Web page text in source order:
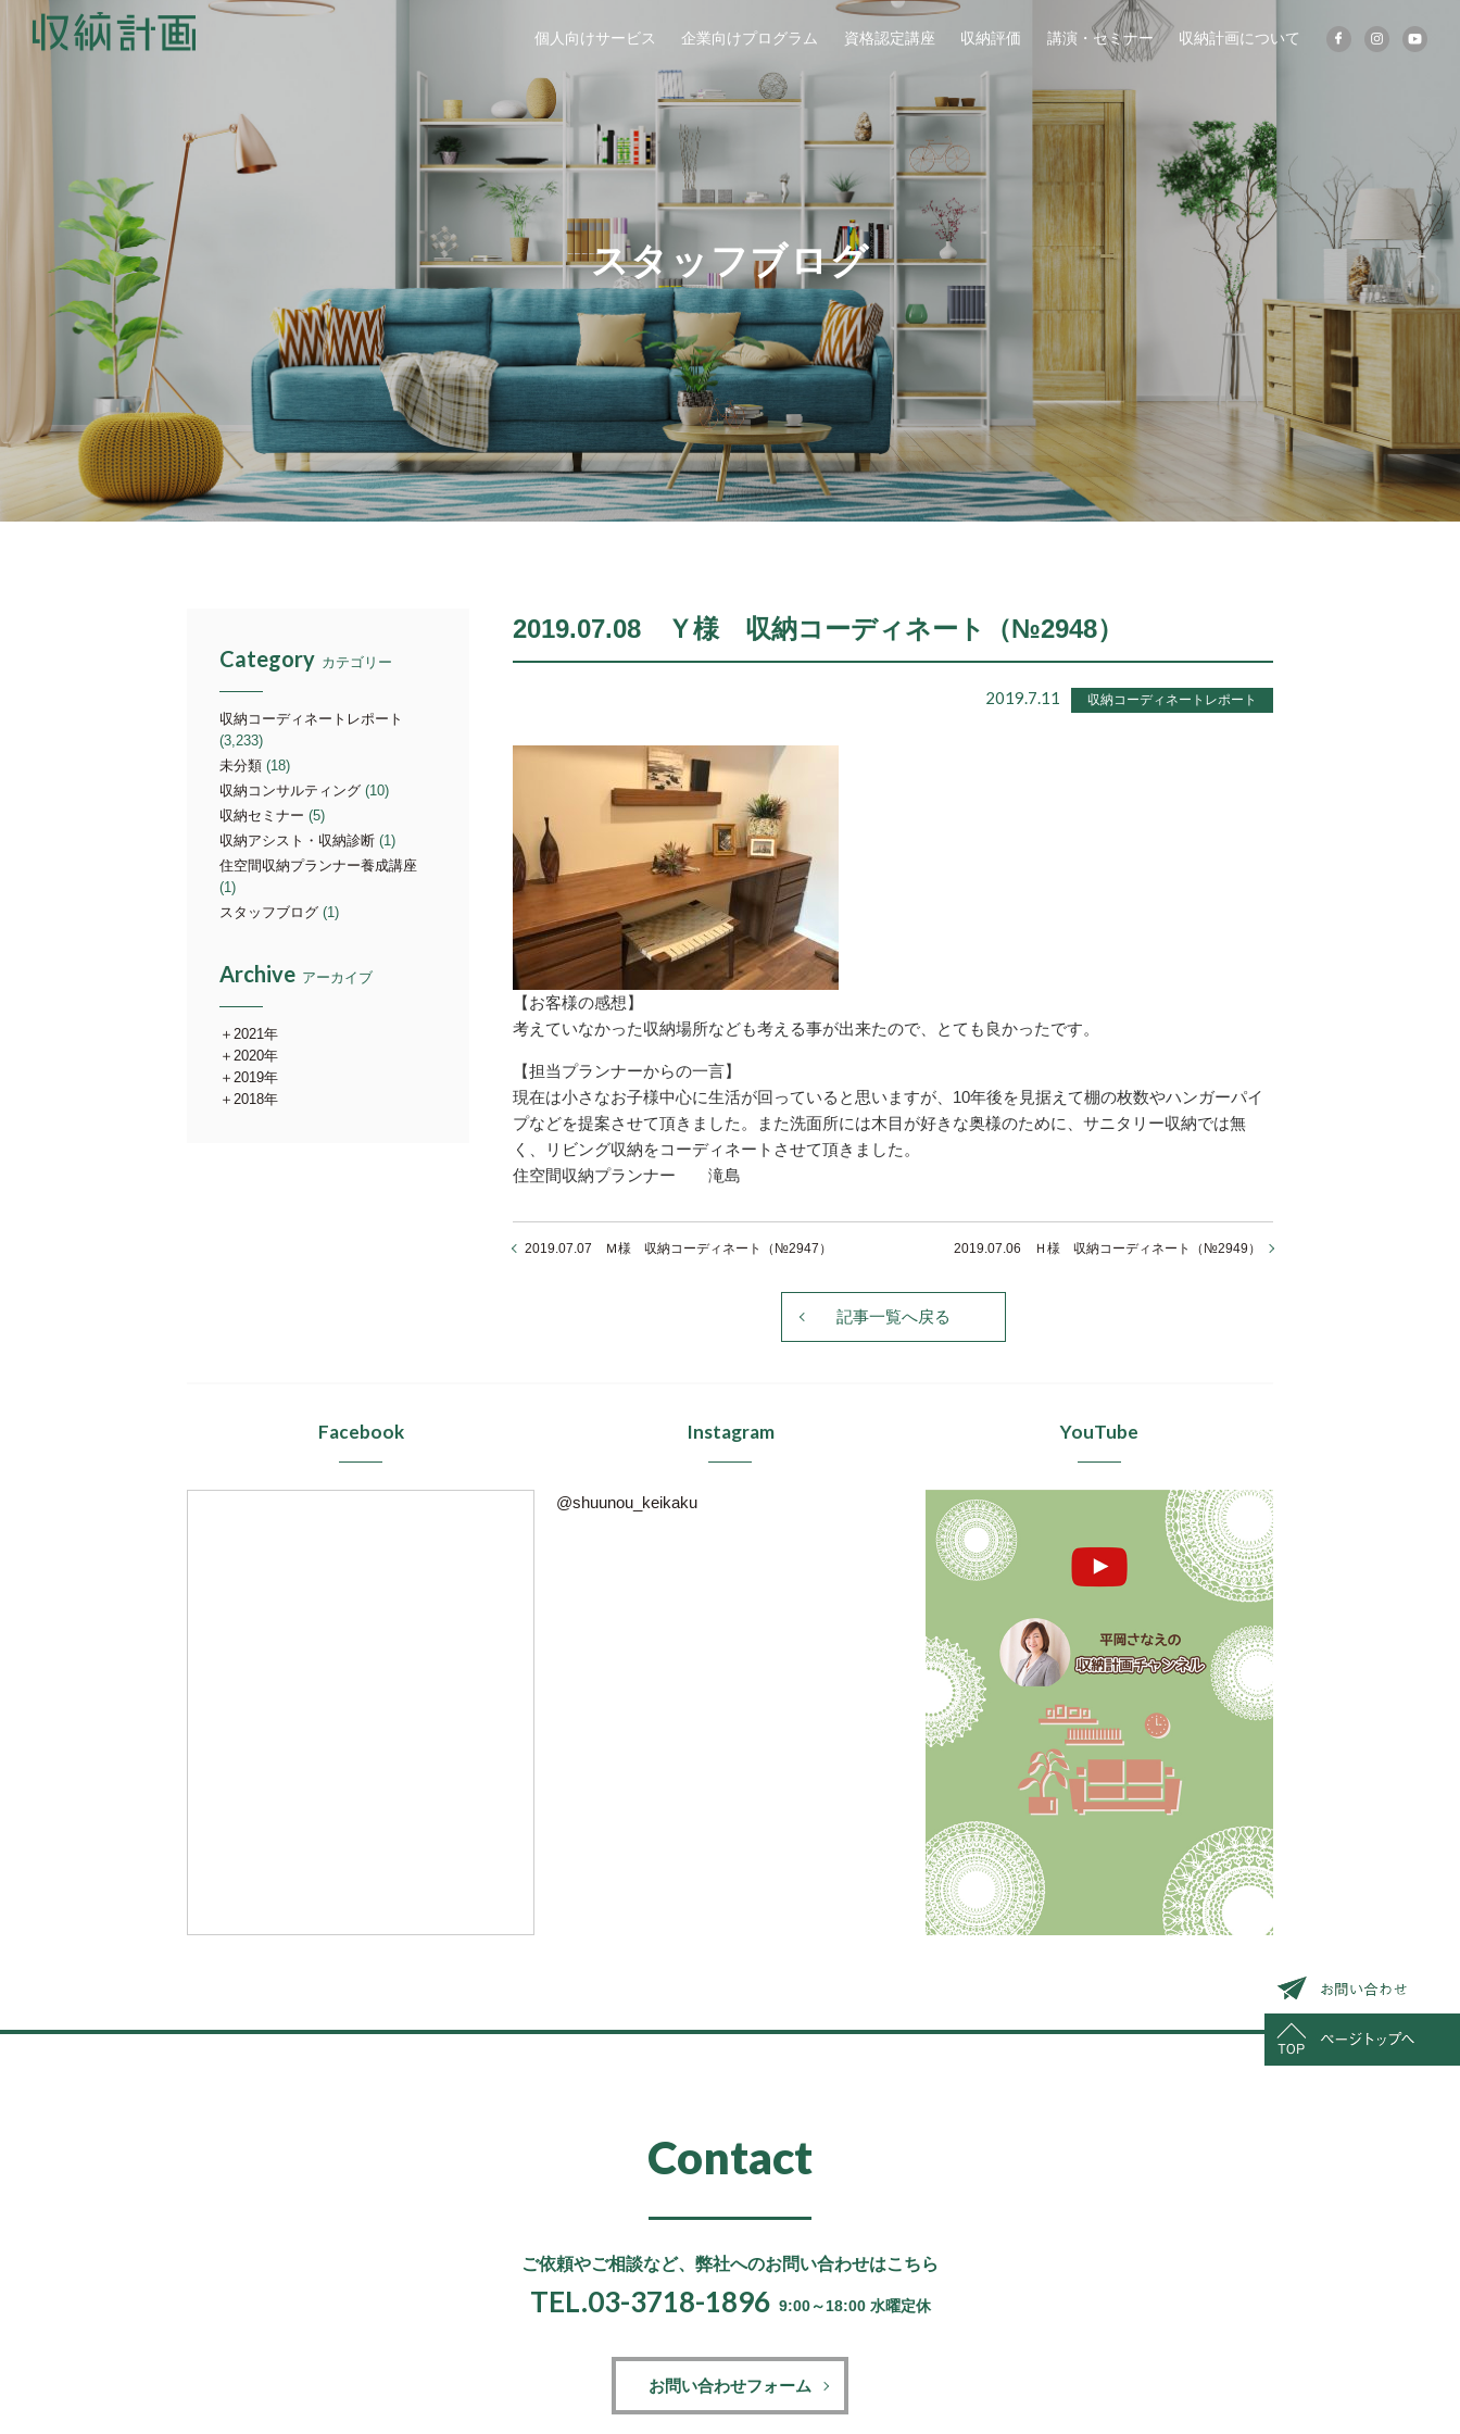
個人向けサービス 企業向けプログラム 資格認定講座 収納評価 講演・セミナー 収納計画について
スタッフブログ
2019.07.08 Ｙ様 収納コーディネート（№2948）
2019.7.11 収納コーディネートレポート
【お客様の感想】
考えていなかった収納場所なども考える事が出来たので、とても良かったです。
【担当プランナーからの一言】
現在は小さなお子様中心に生活が回っていると思いますが、10年後を見据えて棚の枚数やハンガーパイ
プなどを提案させて頂きました。また洗面所には木目が好きな奥様のために、サニタリー収納では無
く、リビング収納をコーディネートさせて頂きました。
住空間収納プランナー 滝島
2019.07.07 Ｍ様 収納コーディネート（№2947） 2019.07.06 Ｈ様 収納コーディネート（№2949）
記事一覧へ戻る
Category カテゴリー
収納コーディネートレポート
(3,233)
未分類 (18)
収納コンサルティング (10)
収納セミナー (5)
収納アシスト・収納診断 (1)
住空間収納プランナー養成講座
(1)
スタッフブログ (1)
Archive アーカイブ
2021年
2020年
2019年
2018年
Facebook Instagram
@shuunou_keikaku
YouTube
Contact
ご依頼やご相談など、 弊社へのお問い合わせはこちら
TEL.03-3718-1896 9:00～18:00 水曜定休
お問い合わせフォーム